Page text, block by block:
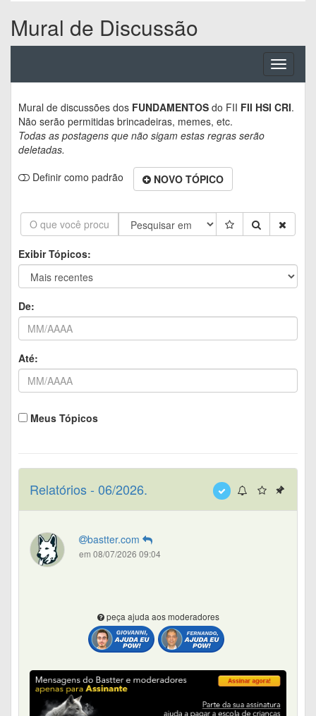
Mural de Discussão
Toggle
Mural de discussões dos FUNDAMENTOS do FII FII HSI CRI.
Não serão permitidas brincadeiras, memes, etc.
Todas as postagens que não sigam estas regras serão
deletadas.
Definir como padrão
NOVO TÓPICO
Exibir Tópicos:
De:
Até:
Meus Tópicos
Relatórios - 06/2026.
bastter.com
em 08/07/2026 09:04
peça ajuda aos moderadores